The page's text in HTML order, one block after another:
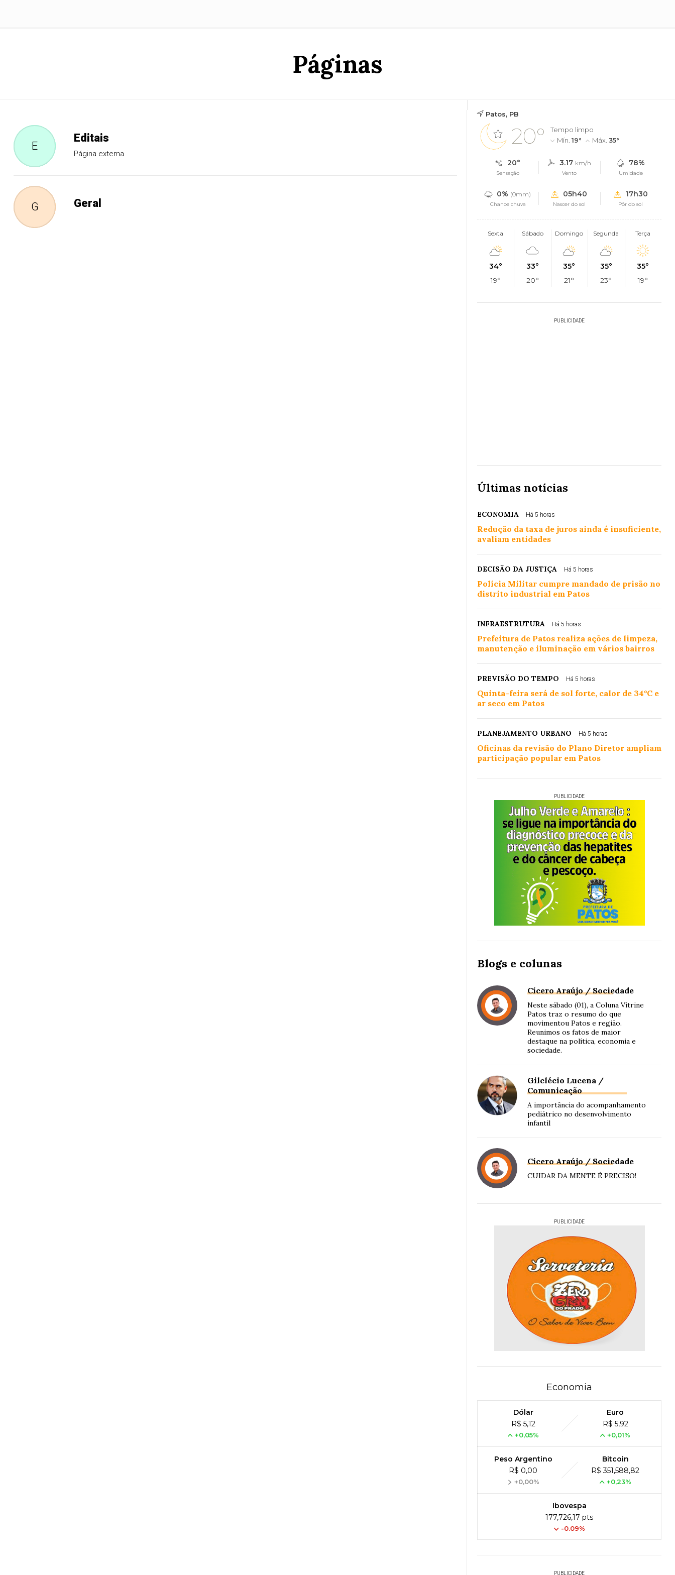
Páginas
E
Editais
Página externa
G Geral
Patos, PB
20°
Tempo limpo
Mín. 19° Máx. 35°
20°
Sensação
3.17 km/h
Vento
78%
Umidade
0% (0mm)
Chance chuva
05h40
Nascer do sol
17h30
Pôr do sol
Sexta
34°
19°
Sábado
33°
20°
Domingo
35°
21°
Segunda
35°
23°
Terça
35°
19°
PUBLICIDADE
Últimas notícias
ECONOMIA Há 5 horas
Redução da taxa de juros ainda é insuficiente,
avaliam entidades
DECISÃO DA JUSTIÇA Há 5 horas
Polícia Militar cumpre mandado de prisão no
distrito industrial em Patos
INFRAESTRUTURA Há 5 horas
Prefeitura de Patos realiza ações de limpeza,
manutenção e iluminação em vários bairros
PREVISÃO DO TEMPO Há 5 horas
Quinta-feira será de sol forte, calor de 34°C e
ar seco em Patos
PLANEJAMENTO URBANO Há 5 horas
Oficinas da revisão do Plano Diretor ampliam
participação popular em Patos
PUBLICIDADE
Blogs e colunas
Cícero Araújo / Sociedade
Neste sábado (01), a Coluna Vitrine
Patos traz o resumo do que
movimentou Patos e região.
Reunimos os fatos de maior
destaque na política, economia e
sociedade.
Gilclécio Lucena /
Comunicação
A importância do acompanhamento
pediátrico no desenvolvimento
infantil
Cícero Araújo / Sociedade
CUIDAR DA MENTE É PRECISO!
PUBLICIDADE
Economia
Dólar
R$ 5,12
+0,05%
Euro
R$ 5,92
+0,01%
Peso Argentino
R$ 0,00
+0,00%
Bitcoin
R$ 351,588,82
+0,23%
Ibovespa
177,726,17 pts
-0.09%
PUBLICIDADE